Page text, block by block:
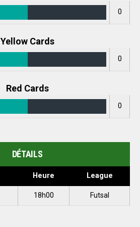
0
Yellow Cards
0
Red Cards
0
DÉTAILS
Heure League
18h00 Futsal